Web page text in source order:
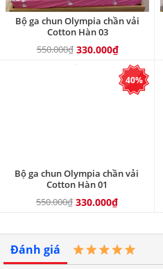
Bộ ga chun Olympia chần vải
Cotton Hàn 03
550.000₫ 330.000₫
40%
Bộ ga chun Olympia chần vải
Cotton Hàn 01
550.000₫ 330.000₫
Đánh giá